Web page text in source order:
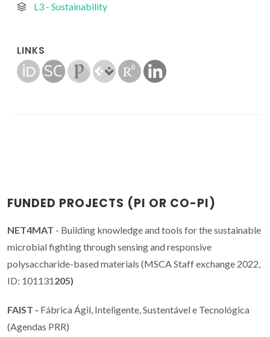
L3 - Sustainability
LINKS
FUNDED PROJECTS (PI OR CO-PI)
NET4MAT - Building knowledge and tools for the sustainable
microbial fighting through sensing and responsive
polysaccharide-based materials (MSCA Staff exchange 2022,
ID: 101131205)
FAIST - Fábrica Ágil, Inteligente, Sustentável e Tecnológica
(Agendas PRR)